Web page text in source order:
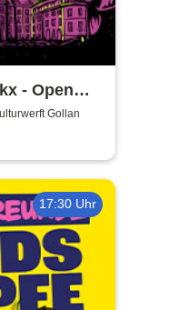
- Open
Gollan
17:30 Uhr